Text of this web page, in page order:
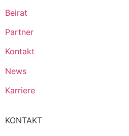
Beirat
Partner
Kontakt
News
Karriere
KONTAKT